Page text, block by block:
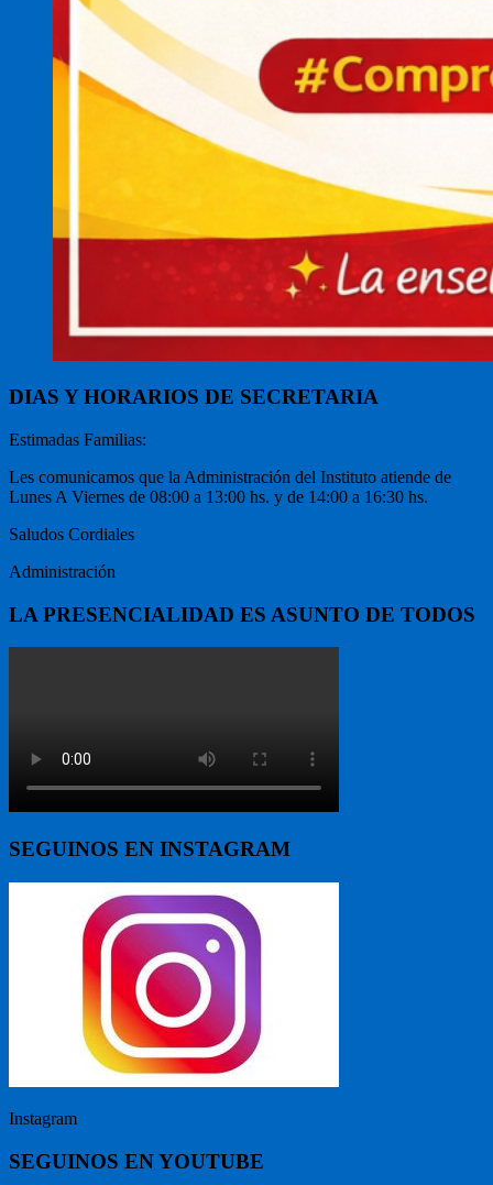
DIAS Y HORARIOS DE SECRETARIA
Estimadas Familias:
Les comunicamos que la Administración del Instituto atiende de
Lunes A Viernes de 08:00 a 13:00 hs. y de 14:00 a 16:30 hs.
Saludos Cordiales
Administración
LA PRESENCIALIDAD ES ASUNTO DE TODOS
SEGUINOS EN INSTAGRAM
Instagram
SEGUINOS EN YOUTUBE